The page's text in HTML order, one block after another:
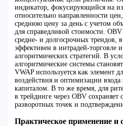
индикатор, фокусирующийся на
относительно направленности
среднюю цену за день с учетом
для справедливой стоимости.
средне- и долгосрочных трендов,
эффективен в интрадей-торговле
алгоритмических стратегий. В
алгоритмические системы
VWAP используется как элемент
воздействия и оптимизации
капиталом. В то же время, для
в трейдинге через OBV
разворотных точек и
Практическое применение и